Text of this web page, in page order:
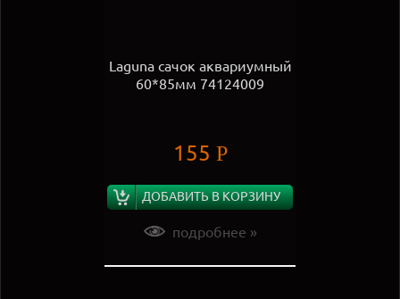
Laguna сачок аквариумный
60*85мм 74124009
155 Р
ДОБАВИТЬ В КОРЗИНУ
подробнее »